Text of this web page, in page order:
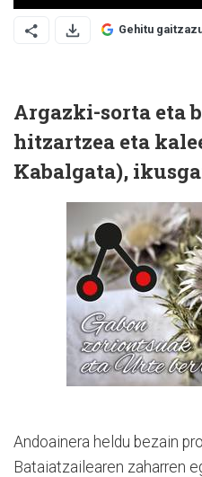
Gehitu
Argazki-sorta eta
hitzartzea eta
Kabalgata),
Andoainera heldu bezain
Bataiatzailearen zaharren